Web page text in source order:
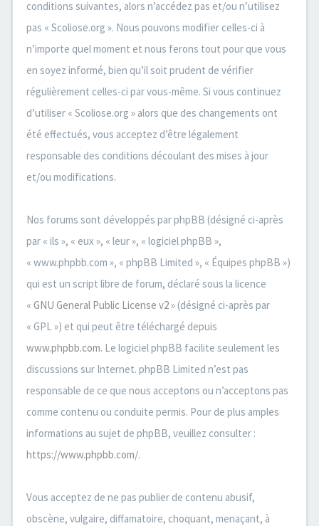
conditions suivantes, alors n’accédez pas et/ou n’utilisez
pas « Scoliose.org ». Nous pouvons modifier celles-ci à
n’importe quel moment et nous ferons tout pour que vous
en soyez informé, bien qu’il soit prudent de vérifier
régulièrement celles-ci par vous-même. Si vous continuez
d’utiliser « Scoliose.org » alors que des changements ont
été effectués, vous acceptez d’être légalement
responsable des conditions découlant des mises à jour
et/ou modifications.
Nos forums sont développés par phpBB (désigné ci-après
par « ils », « eux », « leur », « logiciel phpBB »,
« www.phpbb.com », « phpBB Limited », « Équipes phpBB »)
qui est un script libre de forum, déclaré sous la licence
« GNU General Public License v2» (désigné ci-après par
« GPL ») et qui peut être téléchargé depuis
www.phpbb.com. Le logiciel phpBB facilite seulement les
discussions sur Internet. phpBB Limited n’est pas
responsable de ce que nous acceptons ou n’acceptons pas
comme contenu ou conduite permis. Pour de plus amples
informations au sujet de phpBB, veuillez consulter :
https://www.phpbb.com/.
Vous acceptez de ne pas publier de contenu abusif,
obscène, vulgaire, diffamatoire, choquant, menaçant, à